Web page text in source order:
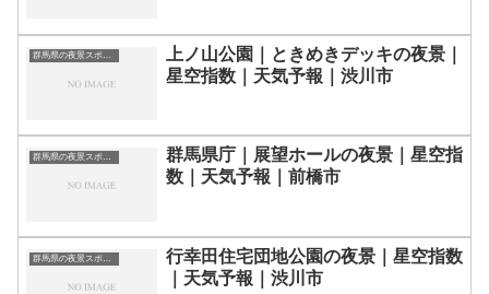
群馬県の夜景スポット一覧
上ノ山公園｜ときめきデッキの夜景｜
星空指数｜天気予報｜渋川市
群馬県の夜景スポット一覧
群馬県庁｜展望ホールの夜景｜星空指
数｜天気予報｜前橋市
群馬県の夜景スポット一覧
行幸田住宅団地公園の夜景｜星空指数
｜天気予報｜渋川市